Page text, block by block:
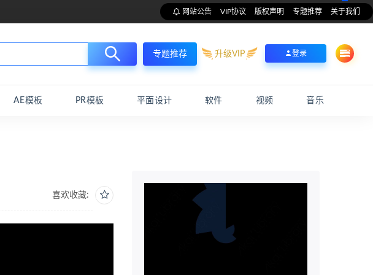
网站公告 VIP协议 版权声明 专题推荐 关于我们
专题推荐 升级VIP 登录
AE模板 PR模板 平面设计 软件 视频 音乐
喜欢收藏: